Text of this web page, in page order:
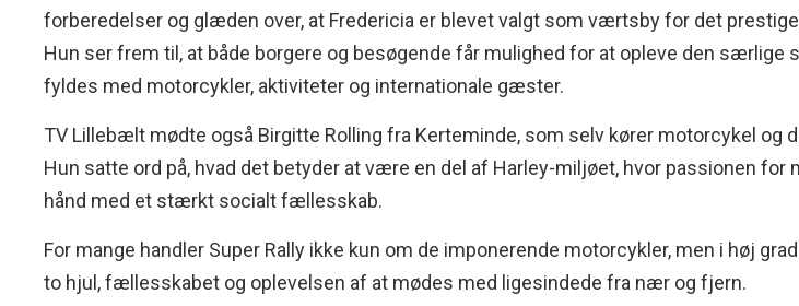
forberedelser og glæden over, at Fredericia er blevet valgt som værtsby for det
Hun ser frem til, at både borgere og besøgende får mulighed for at opleve den særlige
fyldes med motorcykler, aktiviteter og internationale gæster.
TV Lillebælt mødte også Birgitte Rolling fra Kerteminde, som selv kører motorcykel og
Hun satte ord på, hvad det betyder at være en del af Harley-miljøet, hvor passionen for
hånd med et stærkt socialt fællesskab.
For mange handler Super Rally ikke kun om de imponerende motorcykler, men i høj
to hjul, fællesskabet og oplevelsen af at mødes med ligesindede fra nær og fjern.